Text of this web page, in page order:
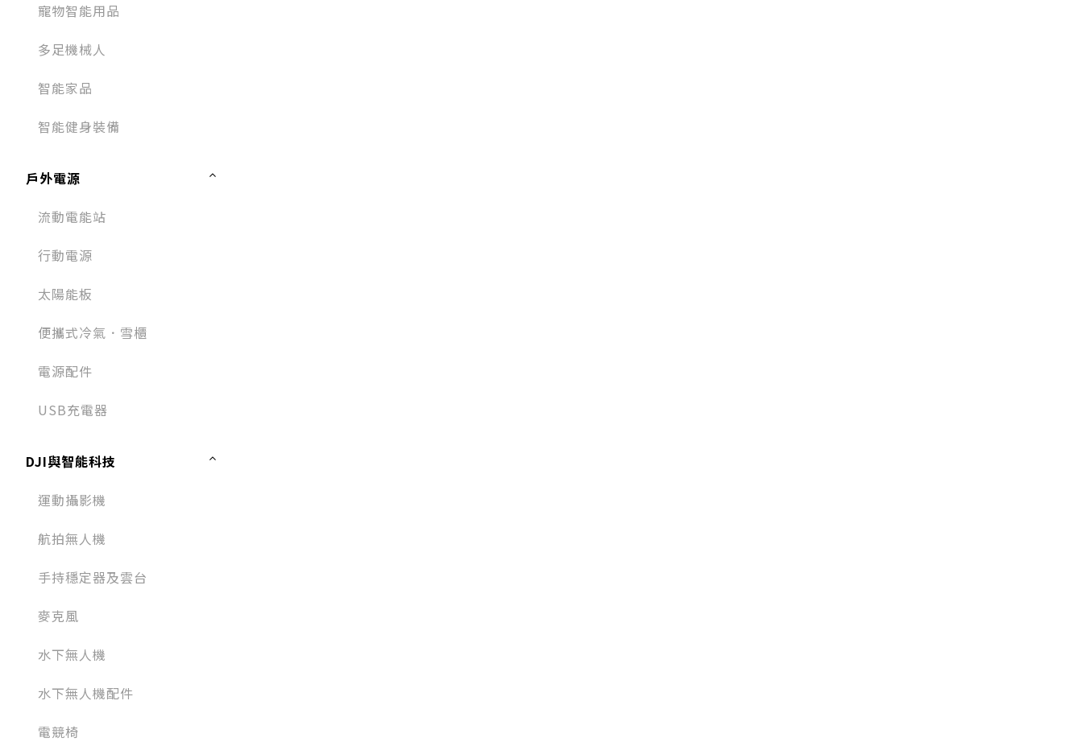
寵物智能用品
多足機械人
智能家品
智能健身裝備
戶外電源
流動電能站
行動電源
太陽能板
便攜式冷氣．雪櫃
電源配件
USB充電器
DJI與智能科技
運動攝影機
航拍無人機
手持穩定器及雲台
麥克風​
水下無人機
水下無人機配件
電競椅